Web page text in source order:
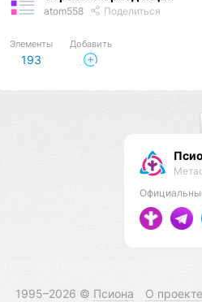
atom558 Поделиться
Элементы
193
Добавить
1995–2026 © Псиона О проекте